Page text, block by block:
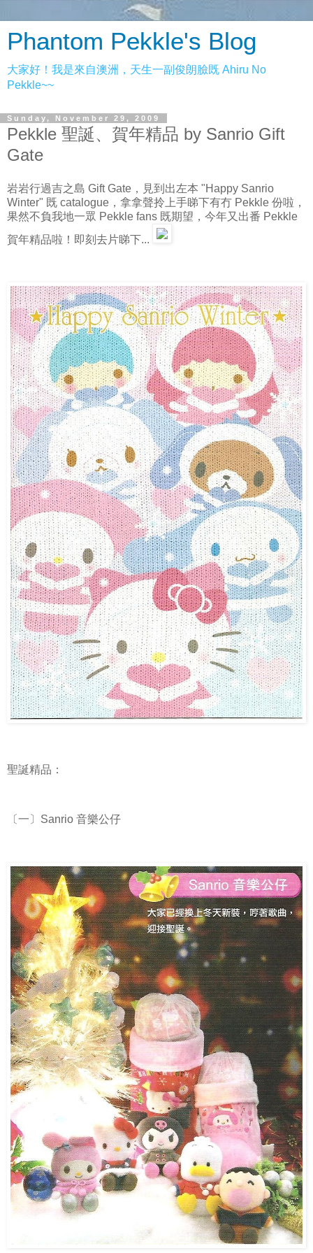
Phantom Pekkle's Blog
大家好！我是來自澳洲，天生一副俊朗臉既 Ahiru No
Pekkle~~
Sunday, November 29, 2009
Pekkle 聖誕、賀年精品 by Sanrio Gift
Gate
岩岩行過吉之島 Gift Gate，見到出左本 "Happy Sanrio
Winter" 既 catalogue，拿拿聲拎上手睇下有冇 Pekkle 份啦，
果然不負我地一眾 Pekkle fans 既期望，今年又出番 Pekkle
賀年精品啦！即刻去片睇下...
聖誕精品：
〔一〕Sanrio 音樂公仔